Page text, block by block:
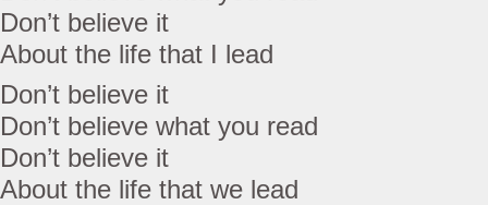
Don’t believe it
About the life that I lead
Don’t believe it
Don’t believe what you read
Don’t believe it
About the life that we lead